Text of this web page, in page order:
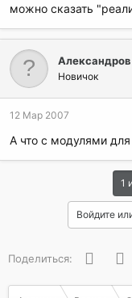
можно сказать
Новичок
12 Мар 2007
А что с модулями для
1
Войдите
Поделиться: